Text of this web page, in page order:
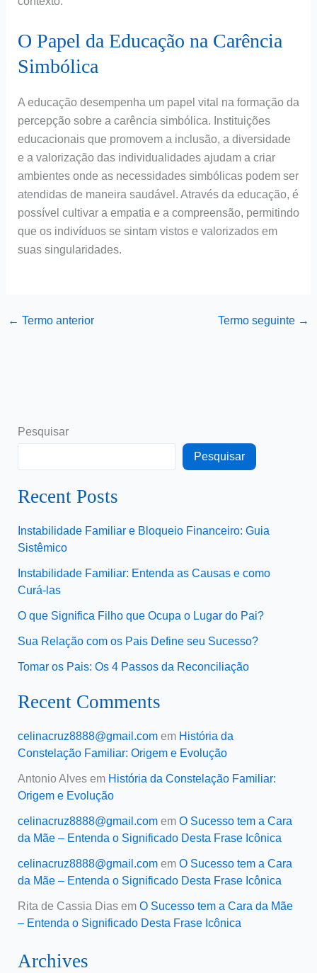
O Papel da Educação na Carência
Simbólica
A educação desempenha um papel vital na formação da
percepção sobre a carência simbólica. Instituições
educacionais que promovem a inclusão, a diversidade
e a valorização das individualidades ajudam a criar
ambientes onde as necessidades simbólicas podem ser
atendidas de maneira saudável. Através da educação, é
possível cultivar a empatia e a compreensão, permitindo
que os indivíduos se sintam vistos e valorizados em
suas singularidades.
← Termo anterior Termo seguinte →
Pesquisar
Pesquisar
Recent Posts
Instabilidade Familiar e Bloqueio Financeiro: Guia
Sistêmico
Instabilidade Familiar: Entenda as Causas e como
Curá-las
O que Significa Filho que Ocupa o Lugar do Pai?
Sua Relação com os Pais Define seu Sucesso?
Tomar os Pais: Os 4 Passos da Reconciliação
Recent Comments
celinacruz8888@gmail.comem História da
Constelação Familiar: Origem e Evolução
Antonio Alvesem História da Constelação Familiar:
Origem e Evolução
celinacruz8888@gmail.comem O Sucesso tem a Cara
da Mãe – Entenda o Significado Desta Frase Icônica
celinacruz8888@gmail.comem O Sucesso tem a Cara
da Mãe – Entenda o Significado Desta Frase Icônica
Rita de Cassia Diasem O Sucesso tem a Cara da Mãe
– Entenda o Significado Desta Frase Icônica
Archives